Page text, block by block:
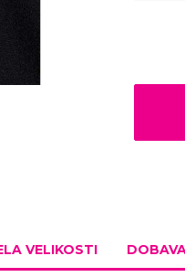
VELIKOSTI